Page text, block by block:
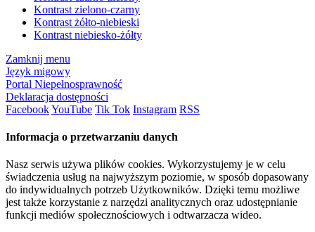
Kontrast zielono-czarny
Kontrast żółto-niebieski
Kontrast niebiesko-żółty
Zamknij menu
Język migowy
Portal Niepełnosprawność
Deklaracja dostępności
FacebookYouTube Tik Tok Instagram RSS
Informacja o przetwarzaniu danych
Nasz serwis używa plików cookies. Wykorzystujemy je w celu
świadczenia usług na najwyższym poziomie, w sposób dopasowany
do indywidualnych potrzeb Użytkowników. Dzięki temu możliwe
jest także korzystanie z narzędzi analitycznych oraz udostępnianie
funkcji mediów społecznościowych i odtwarzacza wideo.